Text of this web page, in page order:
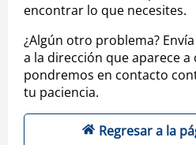
encontrar lo que necesites.
¿Algún otro problema?
a la dirección que aparece
pondremos en contacto
tu paciencia.
Regresar a la